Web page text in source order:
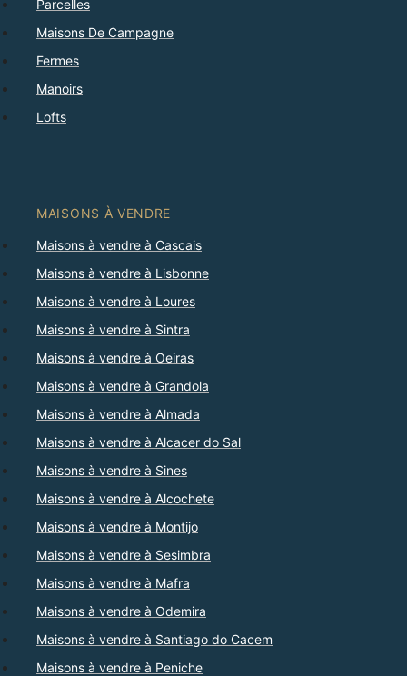
Parcelles
Maisons De Campagne
Fermes
Manoirs
Lofts
MAISONS À VENDRE
Maisons à vendre à Cascais
Maisons à vendre à Lisbonne
Maisons à vendre à Loures
Maisons à vendre à Sintra
Maisons à vendre à Oeiras
Maisons à vendre à Grandola
Maisons à vendre à Almada
Maisons à vendre à Alcacer do Sal
Maisons à vendre à Sines
Maisons à vendre à Alcochete
Maisons à vendre à Montijo
Maisons à vendre à Sesimbra
Maisons à vendre à Mafra
Maisons à vendre à Odemira
Maisons à vendre à Santiago do Cacem
Maisons à vendre à Peniche